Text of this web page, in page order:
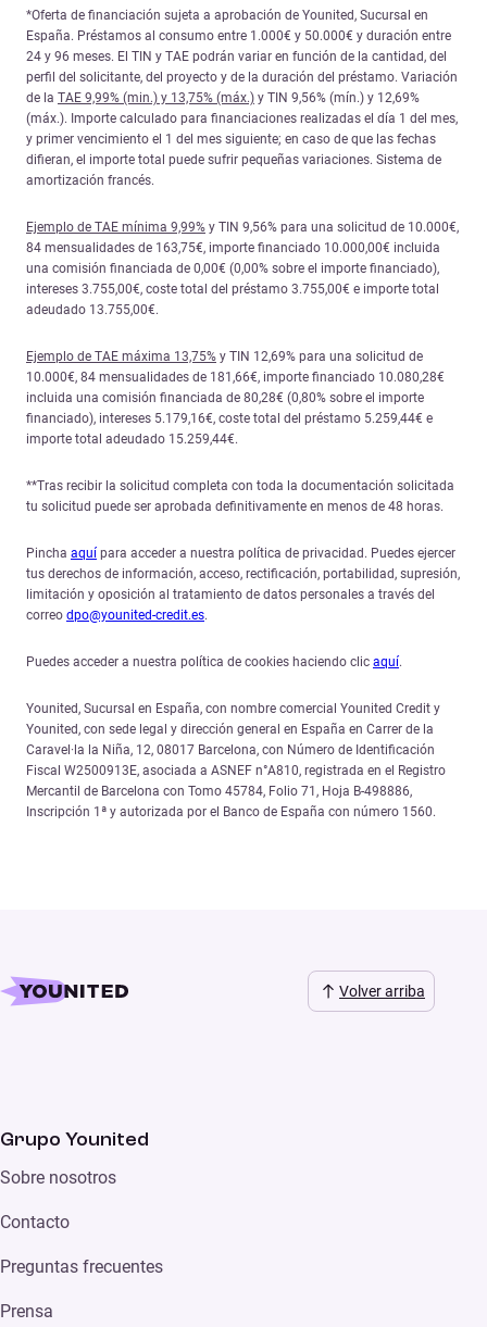
*Oferta de financiación sujeta a aprobación de Younited, Sucursal en
España. Préstamos al consumo entre 1.000€ y 50.000€ y duración entre
24 y 96 meses. El TIN y TAE podrán variar en función de la cantidad, del
perfil del solicitante, del proyecto y de la duración del préstamo. Variación
de la TAE 9,99% (min.) y 13,75% (máx.) y TIN 9,56% (mín.) y 12,69%
(máx.). Importe calculado para financiaciones realizadas el día 1 del mes,
y primer vencimiento el 1 del mes siguiente; en caso de que las fechas
difieran, el importe total puede sufrir pequeñas variaciones. Sistema de
amortización francés.
Ejemplo de TAE mínima 9,99% y TIN 9,56% para una solicitud de 10.000€,
84 mensualidades de 163,75€, importe financiado 10.000,00€ incluida
una comisión financiada de 0,00€ (0,00% sobre el importe financiado),
intereses 3.755,00€, coste total del préstamo 3.755,00€ e importe total
adeudado 13.755,00€.
Ejemplo de TAE máxima 13,75% y TIN 12,69% para una solicitud de
10.000€, 84 mensualidades de 181,66€, importe financiado 10.080,28€
incluida una comisión financiada de 80,28€ (0,80% sobre el importe
financiado), intereses 5.179,16€, coste total del préstamo 5.259,44€ e
importe total adeudado 15.259,44€.
**Tras recibir la solicitud completa con toda la documentación solicitada
tu solicitud puede ser aprobada definitivamente en menos de 48 horas.
Pincha aquí para acceder a nuestra política de privacidad. Puedes ejercer
tus derechos de información, acceso, rectificación, portabilidad, supresión,
limitación y oposición al tratamiento de datos personales a través del
correo dpo@younited-credit.es.
Puedes acceder a nuestra política de cookies haciendo clic aquí.
Younited, Sucursal en España, con nombre comercial Younited Credit y
Younited, con sede legal y dirección general en España en Carrer de la
Caravel·la la Niña, 12, 08017 Barcelona, con Número de Identificación
Fiscal W2500913E, asociada a ASNEF n°A810, registrada en el Registro
Mercantil de Barcelona con Tomo 45784, Folio 71, Hoja B-498886,
Inscripción 1ª y autorizada por el Banco de España con número 1560.
Volver arriba
Grupo Younited
Sobre nosotros
Contacto
Preguntas frecuentes
Prensa